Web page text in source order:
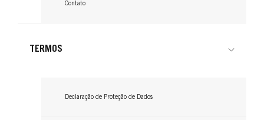
Contato
TERMOS
Declaração de Proteção de Dados